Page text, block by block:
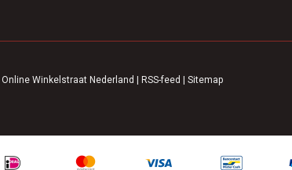
Winkelstraat Nederland RSS-feed Sitemap